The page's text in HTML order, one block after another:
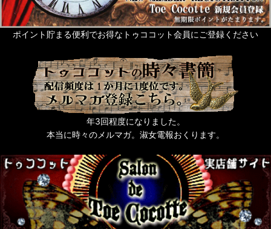
ポイント貯まる便利でお得なトゥココット会員にご登録ください
年3回程度になりました。
本当に時々のメルマガ。淑女電報おくります。